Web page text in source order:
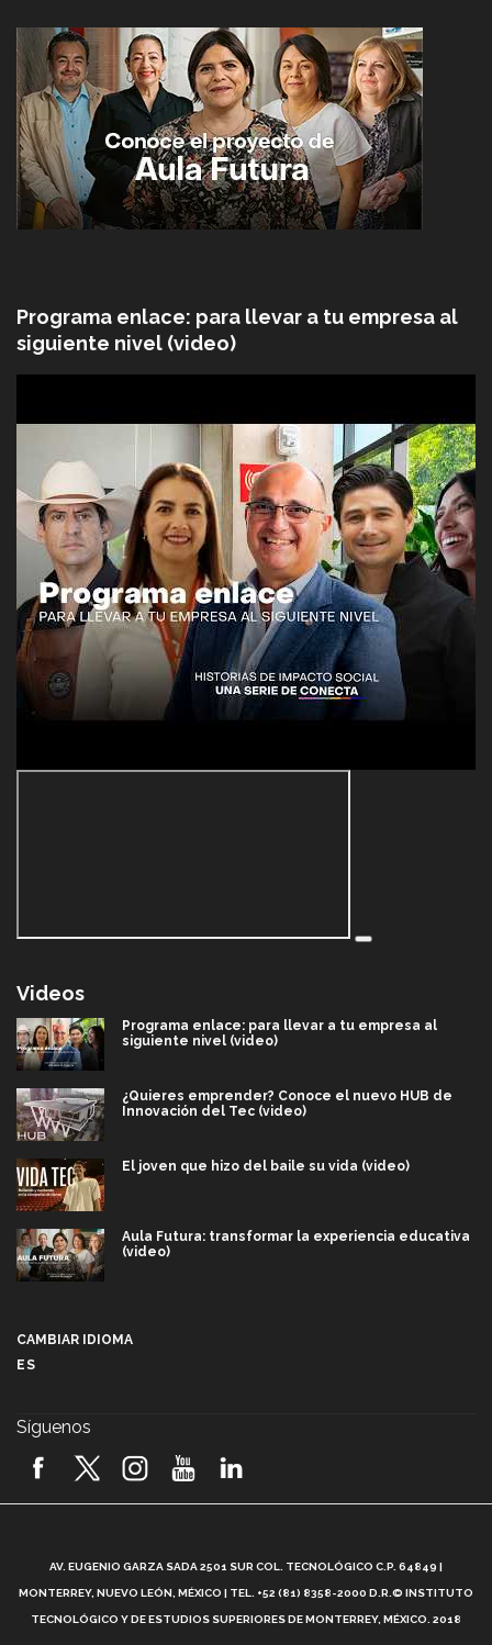
Programa enlace: para llevar a tu empresa al
siguiente nivel (video)
Videos
Programa enlace: para llevar a tu empresa al
siguiente nivel (video)
¿Quieres emprender? Conoce el nuevo HUB de
Innovación del Tec (video)
El joven que hizo del baile su vida (video)
Aula Futura: transformar la experiencia educativa
(video)
2026! (video)
¿Cómo es el Modelo Educativo Tec? (video)
CAMBIAR IDIOMA
ES
Síguenos
AV. EUGENIO GARZA SADA 2501 SUR COL. TECNOLÓGICO C.P. 64849 |
MONTERREY, NUEVO LEÓN, MÉXICO | TEL. +52 (81) 8358-2000 D.R.© INSTITUTO
TECNOLÓGICO Y DE ESTUDIOS SUPERIORES DE MONTERREY, MÉXICO. 2018